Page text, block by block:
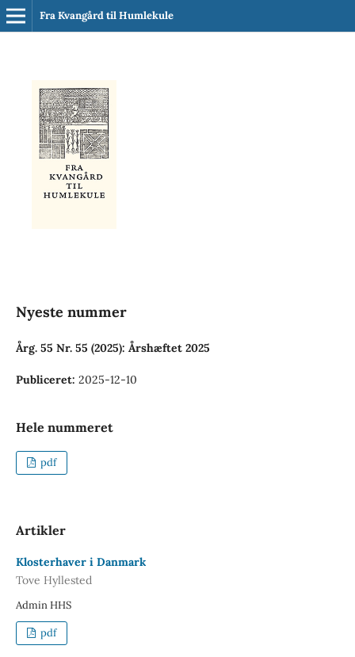
Fra Kvangård til Humlekule
Nyeste nummer
Årg. 55 Nr. 55 (2025): Årshæftet 2025
Publiceret: 2025-12-10
Hele nummeret
pdf
Artikler
Klosterhaver i Danmark
Tove Hyllested
Admin HHS
pdf